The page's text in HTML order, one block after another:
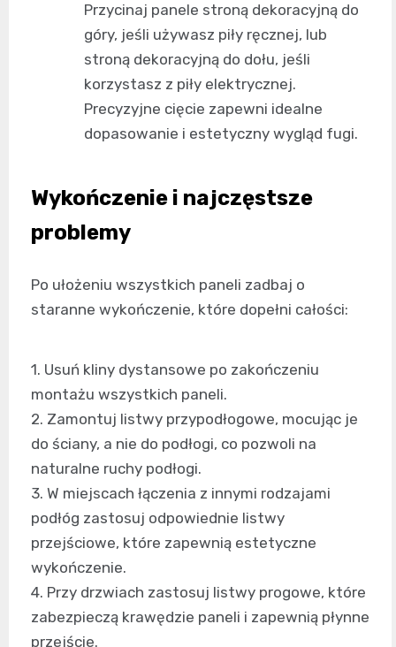
Przycinaj panele stroną dekoracyjną do
góry, jeśli używasz piły ręcznej, lub
stroną dekoracyjną do dołu, jeśli
korzystasz z piły elektrycznej.
Precyzyjne cięcie zapewni idealne
dopasowanie i estetyczny wygląd fugi.
Wykończenie i najczęstsze
problemy
Po ułożeniu wszystkich paneli zadbaj o
staranne wykończenie, które dopełni całości:
1. Usuń kliny dystansowe po zakończeniu
montażu wszystkich paneli.
2. Zamontuj listwy przypodłogowe, mocując je
do ściany, a nie do podłogi, co pozwoli na
naturalne ruchy podłogi.
3. W miejscach łączenia z innymi rodzajami
podłóg zastosuj odpowiednie listwy
przejściowe, które zapewnią estetyczne
wykończenie.
4. Przy drzwiach zastosuj listwy progowe, które
zabezpieczą krawędzie paneli i zapewnią płynne
przejście.